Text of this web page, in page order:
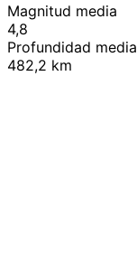
Magnitud media
4,8
Profundidad media
482,2 km